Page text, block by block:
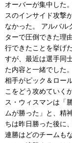
オーバーが集中した
スのインサイド攻撃
なかった。 アルバル
ターで圧倒できた理
行できたことを挙げ
すが、最近は選手同
た内容と一緒でした
相手がピック＆ロー
こをどう攻めていく
ス・ウィスマンは「
ムが勝った」と、精
ちは昨日勝った後に
連勝はどのチームも